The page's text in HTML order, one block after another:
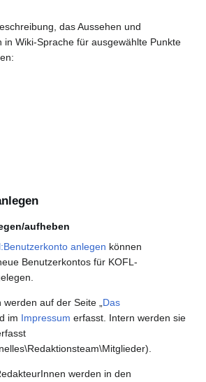
das Aussehen und
in Wiki-Sprache für ausgewählte Punkte
aufheben
anlegen können
Benutzerkontos für KOFL-
auf der Seite „ Das
im Impressum erfasst. Intern werden sie
werden in den